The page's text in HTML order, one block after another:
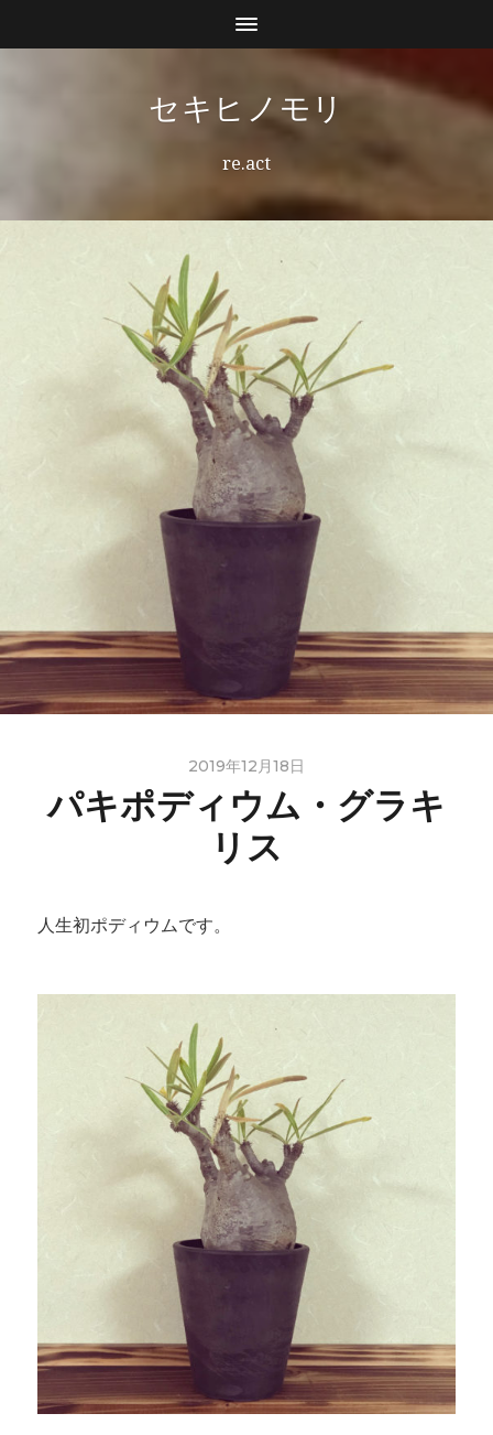
セキヒノモリ
re.act
2019年12月18日
パキポディウム・グラキ
リス
人生初ポディウムです。